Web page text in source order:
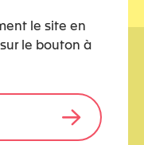
le site en
le bouton à